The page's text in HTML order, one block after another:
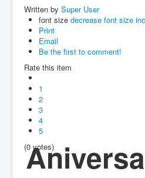
Antigonas
Written by Super User
font size decrease font size
Print
Email
Be the first to comment!
Rate this item
1
2
3
4
5
(0 votes)